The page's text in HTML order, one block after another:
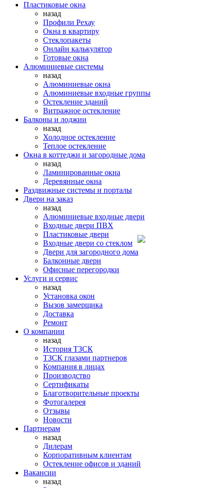
Пластиковые окна
назад
Профили Рехау
Окна в квартиру
Стеклопакеты
Онлайн калькулятор
Готовые окна
Алюминиевые системы
назад
Алюминиевые окна
Алюминиевые входные группы
Остекление зданий
Витражное остекление
Балконы и лоджии
назад
Холодное остекление
Теплое остекление
Окна в коттеджи и загородные дома
назад
Ламинированные окна
Деревянные окна
Раздвижные системы и порталы
Двери на заказ
назад
Алюминиевые входные двери
Входные двери ПВХ
Пластиковые двери
Входные двери со стеклом
Двери для загородного дома
Балконные двери
Офисные перегородки
Услуги и сервис
назад
Установка окон
Вызов замерщика
Доставка
Ремонт
О компании
назад
История ТЗСК
ТЗСК глазами партнеров
Компания в лицах
Производство
Сертификаты
Благотворительные проекты
Фотогалерея
Отзывы
Новости
Партнерам
назад
Дилерам
Корпоративным клиентам
Остекление офисов и зданий
Вакансии
назад